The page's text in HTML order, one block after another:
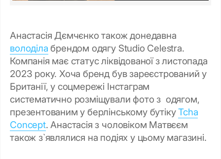
Анастасія Дємчєнко також донедавна
володіла брендом одягу Studio Celestra.
Компанія має статус ліквідованої з листопада
2023 року. Хоча бренд був зареєстрований у
Британії, у соцмережі Інстаграм
систематично розміщували фото з одягом,
презентованим у берлінському бутікуTcha
Concept. Анастасія з чоловіком Матвєєм
також з`являлися на подіях у цьому магазині.